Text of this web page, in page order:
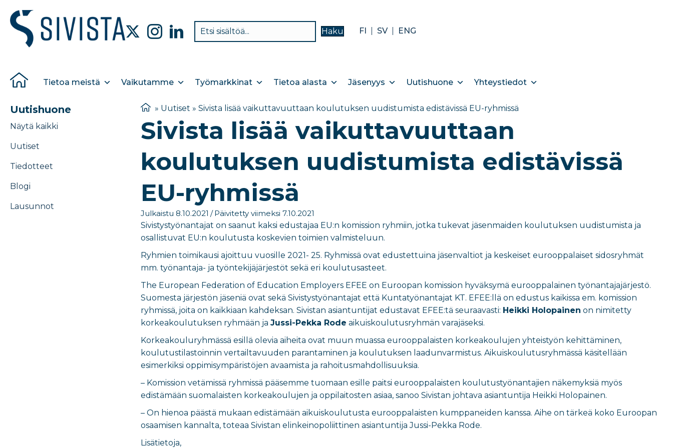
Haku FI SV ENG
Tietoa meistä Vaikutamme Työmarkkinat Tietoa alasta Jäsenyys Uutishuone Yhteystiedot
Uutishuone
Näytä kaikki
Uutiset
Tiedotteet
Blogi
Lausunnot
» Uutiset » Sivista lisää vaikuttavuuttaan koulutuksen uudistumista edistävissä EU-ryhmissä
Sivista lisää vaikuttavuuttaan
koulutuksen uudistumista edistävissä
EU-ryhmissä
Julkaistu 8.10.2021 / Päivitetty viimeksi 7.10.2021
Sivistystyönantajat on saanut kaksi edustajaa EU:n komission ryhmiin, jotka tukevat jäsenmaiden koulutuksen uudistumista ja
osallistuvat EU:n koulutusta koskevien toimien valmisteluun.
Ryhmien toimikausi ajoittuu vuosille 2021- 25. Ryhmissä ovat edustettuina jäsenvaltiot ja keskeiset eurooppalaiset sidosryhmät
mm. työnantaja- ja työntekijäjärjestöt sekä eri koulutusasteet.
The European Federation of Education Employers EFEE on Euroopan komission hyväksymä eurooppalainen työnantajajärjestö.
Suomesta järjestön jäseniä ovat sekä Sivistystyönantajat että Kuntatyönantajat KT. EFEE:llä on edustus kaikissa em. komission
ryhmissä, joita on kaikkiaan kahdeksan. Sivistan asiantuntijat edustavat EFEE:tä seuraavasti: Heikki Holopainen on nimitetty
korkeakoulutuksen ryhmään ja Jussi-Pekka Rode aikuiskoulutusryhmän varajäseksi.
Korkeakouluryhmässä esillä olevia aiheita ovat muun muassa eurooppalaisten korkeakoulujen yhteistyön kehittäminen,
koulutustilastoinnin vertailtavuuden parantaminen ja koulutuksen laadunvarmistus. Aikuiskoulutusryhmässä käsitellään
esimerkiksi oppimisympäristöjen avaamista ja rahoitusmahdollisuuksia.
– Komission vetämissä ryhmissä pääsemme tuomaan esille paitsi eurooppalaisten koulutustyönantajien näkemyksiä myös
edistämään suomalaisten korkeakoulujen ja oppilaitosten asiaa, sanoo Sivistan johtava asiantuntija Heikki Holopainen.
– On hienoa päästä mukaan edistämään aikuiskoulutusta eurooppalaisten kumppaneiden kanssa. Aihe on tärkeä koko Euroopan
osaamisen kannalta, toteaa Sivistan elinkeinopoliittinen asiantuntija Jussi-Pekka Rode.
Lisätietoja,